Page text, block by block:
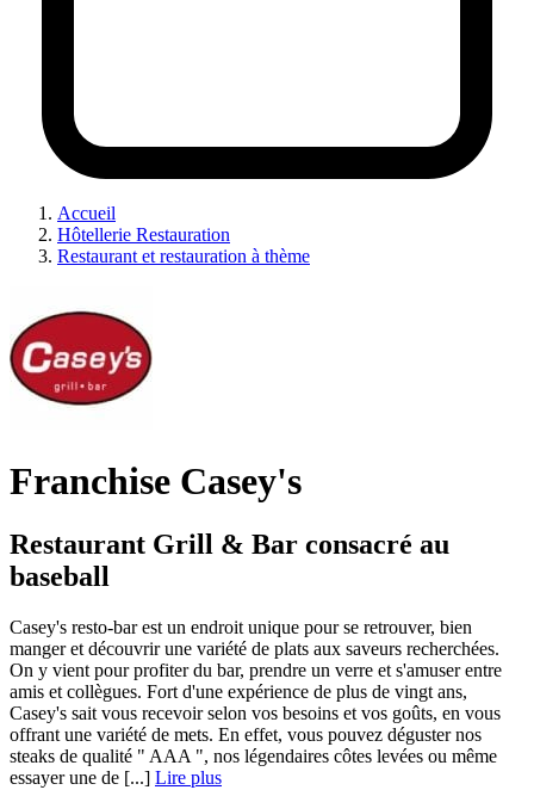
Accueil
Hôtellerie Restauration
Restaurant et restauration à thème
Franchise Casey's
Restaurant Grill & Bar consacré au
baseball
Casey's resto-bar est un endroit unique pour se retrouver, bien
manger et découvrir une variété de plats aux saveurs recherchées.
On y vient pour profiter du bar, prendre un verre et s'amuser entre
amis et collègues. Fort d'une expérience de plus de vingt ans,
Casey's sait vous recevoir selon vos besoins et vos goûts, en vous
offrant une variété de mets. En effet, vous pouvez déguster nos
steaks de qualité " AAA ", nos légendaires côtes levées ou même
essayer une de [...] Lire plus